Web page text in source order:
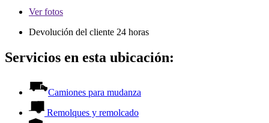
Verfotos
Devolución del cliente 24 horas
Servicios en esta ubicación:
Camiones para mudanza
Remolques y remolcado